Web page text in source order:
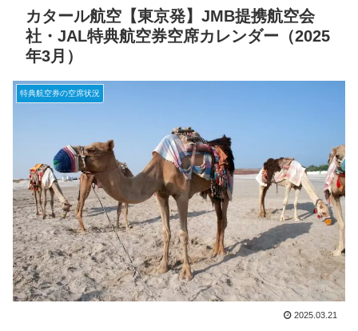
カタール航空【東京発】JMB提携航空会
社・JAL特典航空券空席カレンダー（2025
年3月）
特典航空券の空席状況
2025.03.21